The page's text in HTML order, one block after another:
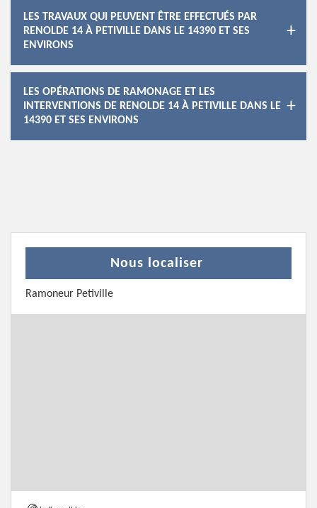
LES TRAVAUX QUI PEUVENT ÊTRE EFFECTUÉS PAR
RENOLDE 14 À PETIVILLE DANS LE 14390 ET SES
ENVIRONS
LES OPÉRATIONS DE RAMONAGE ET LES
INTERVENTIONS DE RENOLDE 14 À PETIVILLE DANS LE
14390 ET SES ENVIRONS
Nous localiser
Ramoneur Petiville